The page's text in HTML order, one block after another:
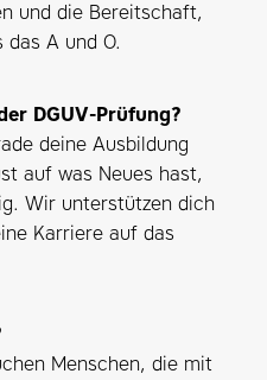
und die Bereitschaft,
A und O.
DGUV-Prüfung?
deine Ausbildung
auf was Neues hast,
Wir unterstützen dich
Karriere auf das
Menschen, die mit